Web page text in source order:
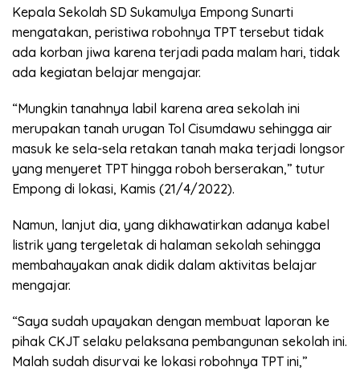
Kepala Sekolah SD Sukamulya Empong Sunarti
mengatakan, peristiwa robohnya TPT tersebut tidak
ada korban jiwa karena terjadi pada malam hari, tidak
ada kegiatan belajar mengajar.
“Mungkin tanahnya labil karena area sekolah ini
merupakan tanah urugan Tol Cisumdawu sehingga air
masuk ke sela-sela retakan tanah maka terjadi longsor
yang menyeret TPT hingga roboh berserakan,” tutur
Empong di lokasi, Kamis (21/4/2022).
Namun, lanjut dia, yang dikhawatirkan adanya kabel
listrik yang tergeletak di halaman sekolah sehingga
membahayakan anak didik dalam aktivitas belajar
mengajar.
“Saya sudah upayakan dengan membuat laporan ke
pihak CKJT selaku pelaksana pembangunan sekolah ini.
Malah sudah disurvai ke lokasi robohnya TPT ini,”